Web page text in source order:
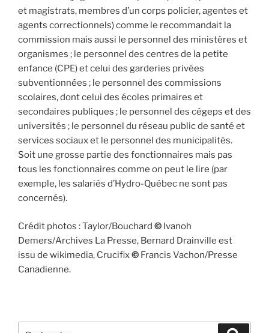
et magistrats, membres d’un corps policier, agentes et
agents correctionnels) comme le recommandait la
commission mais aussi le personnel des ministères et
organismes ; le personnel des centres de la petite
enfance (CPE) et celui des garderies privées
subventionnées ; le personnel des commissions
scolaires, dont celui des écoles primaires et
secondaires publiques ; le personnel des cégeps et des
universités ; le personnel du réseau public de santé et
services sociaux et le personnel des municipalités.
Soit une grosse partie des fonctionnaires mais pas
tous les fonctionnaires comme on peut le lire (par
exemple, les salariés d’Hydro-Québec ne sont pas
concernés).
Crédit photos : Taylor/Bouchard © Ivanoh
Demers/Archives La Presse, Bernard Drainville est
issu de wikimedia, Crucifix© Francis Vachon/Presse
Canadienne.